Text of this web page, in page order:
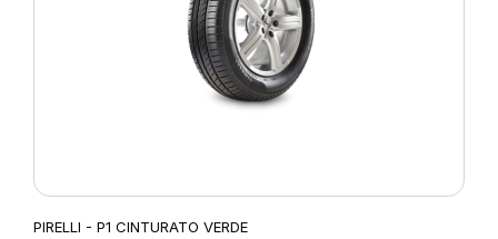
PIRELLI - P1 CINTURATO VERDE